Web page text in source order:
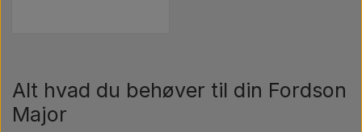
Alt hvad du behøver til din Fordson
Major